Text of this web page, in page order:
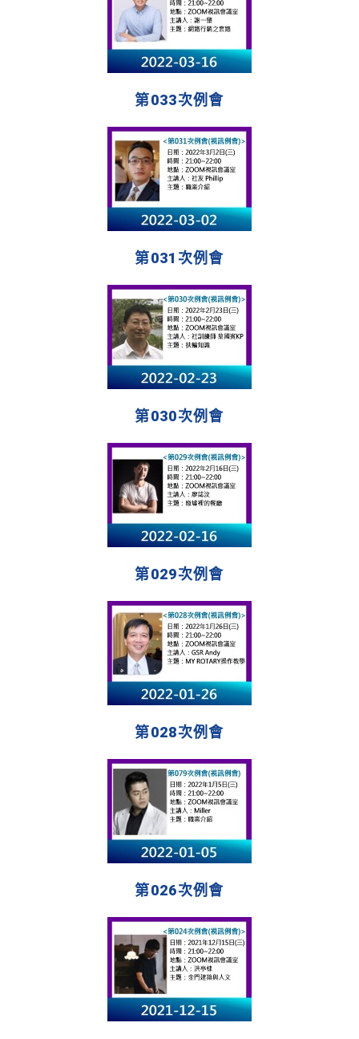
第033次例會
第031次例會
第030次例會
第029次例會
第028次例會
第026次例會